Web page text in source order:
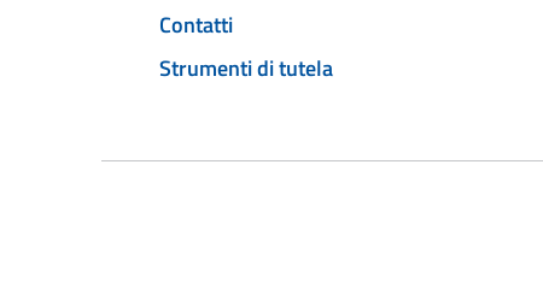
Contatti
Strumenti di tutela